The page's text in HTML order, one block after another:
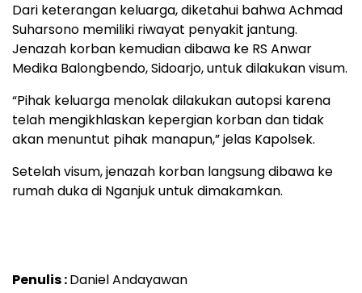
Dari keterangan keluarga, diketahui bahwa Achmad
Suharsono memiliki riwayat penyakit jantung.
Jenazah korban kemudian dibawa ke RS Anwar
Medika Balongbendo, Sidoarjo, untuk dilakukan visum.
“Pihak keluarga menolak dilakukan autopsi karena
telah mengikhlaskan kepergian korban dan tidak
akan menuntut pihak manapun,” jelas Kapolsek.
Setelah visum, jenazah korban langsung dibawa ke
rumah duka di Nganjuk untuk dimakamkan.
Penulis :Daniel Andayawan